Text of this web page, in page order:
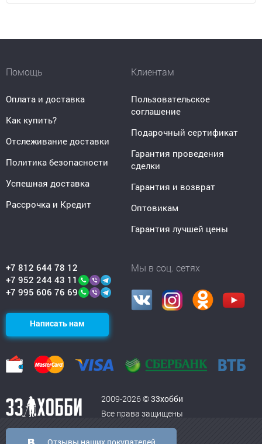
Помощь
Оплата и доставка
Как купить?
Отслеживание доставки
Политика безопасности
Успешная доставка
Рассрочка и Кредит
Клиентам
Пользовательское
соглашение
Подарочный сертификат
Гарантия проведения
сделки
Гарантия и возврат
Оптовикам
Гарантия лучшей цены
+7 812 644 78 12
+7 952 244 43 11
+7 995 606 76 69
Написать нам
Мы в соц. сетях
2009-2026 ©33хобби
Все права защищены